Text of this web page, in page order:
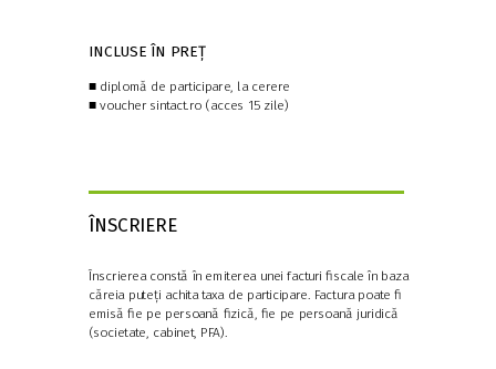
INCLUSE ÎN PREȚ
■diplomă de participare, la cerere
■voucher sintact.ro (acces 15 zile)
ÎNSCRIERE
Înscrierea constă în emiterea unei facturi fiscale în baza
căreia puteți achita taxa de participare. Factura poate fi
emisă fie pe persoană fizică, fie pe persoană juridică
(societate, cabinet, PFA).